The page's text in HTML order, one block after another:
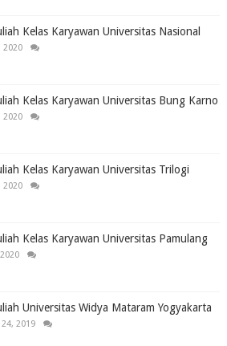
Kelas Karyawan Universitas Nasional
2020
Kelas Karyawan Universitas Bung Karno
2020
Kelas Karyawan Universitas Trilogi
2020
Kelas Karyawan Universitas Pamulang
Universitas Widya Mataram Yogyakarta
24, 2019